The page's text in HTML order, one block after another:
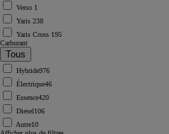
Verso 1
Yaris 238
Yaris Cross 195
Carburant
Hybride976
Électrique46
Essence420
Diesel106
Autre10